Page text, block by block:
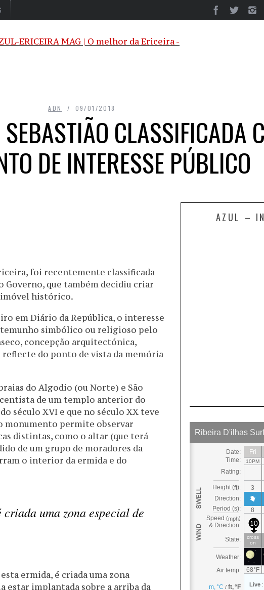
ADN 09/01/2018
CLASSIFICADA
DE INTERESSE PÚBLICO
foi recentemente classificada
que também decidiu criar
imóvel histórico.
em Diário da República, o interesse
simbólico ou religioso pelo
concepção arquitectónica,
do ponto de vista da memória
do Algodio (ou Norte) e São
de um templo anterior do
século XVI e que no século XX teve
monumento permite observar
distintas, como o altar (que terá
de um grupo de moradores da
o interior da ermida e do
uma zona especial de
ermida, é criada uma zona
estar implantada sobre a arriba da
AZUL –